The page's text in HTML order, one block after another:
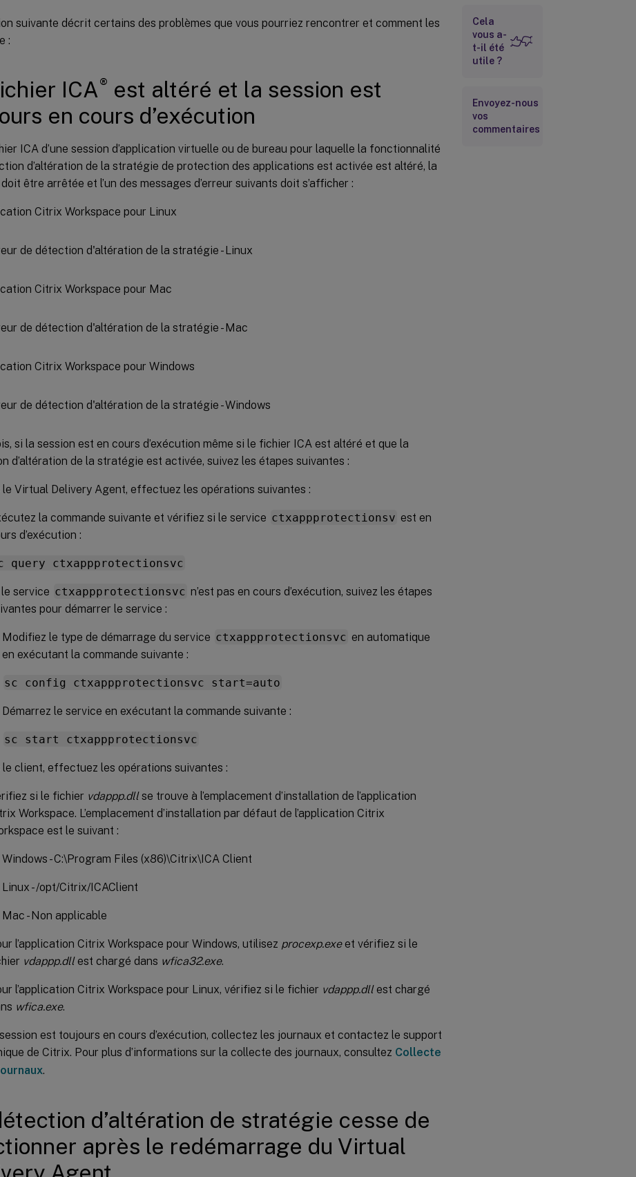
suivante décrit certains des problèmes que vous pourriez rencontrer et comment les
:
ICA® est altéré et la session est
en cours d’exécution
ICA d’une session d’application virtuelle ou de bureau pour laquelle la fonctionnalité
d’altération de la stratégie de protection des applications est activée est altéré, la
être arrêtée et l’un des messages d’erreur suivants doit s’afficher :
Citrix Workspace pour Linux
Citrix Workspace pour Mac
Citrix Workspace pour Windows
si la session est en cours d’exécution même si le fichier ICA est altéré et que la
d’altération de la stratégie est activée, suivez les étapes suivantes :
le Virtual Delivery Agent, effectuez les opérations suivantes :
la commande suivante et vérifiez si le service ctxappprotectionsv est en
d’exécution :
query ctxappprotectionsvc
service ctxappprotectionsvc n’est pas en cours d’exécution, suivez les étapes
pour démarrer le service :
Modifiez le type de démarrage du service ctxappprotectionsvc en automatique
en exécutant la commande suivante :
sc config ctxappprotectionsvc start=auto
Démarrez le service en exécutant la commande suivante :
sc start ctxappprotectionsvc
le client, effectuez les opérations suivantes :
si le fichier vdappp.dllse trouve à l’emplacement d’installation de l’application
Workspace. L’emplacement d’installation par défaut de l’application Citrix
est le suivant :
Windows - C:\Program Files (x86)\Citrix\ICA Client
Linux - /opt/Citrix/ICAClient
Mac - Non applicable
l’application Citrix Workspace pour Windows, utilisez procexp.exeet vérifiez si le
vdappp.dllest chargé dans wfica32.exe.
l’application Citrix Workspace pour Linux, vérifiez si le fichier vdappp.dllest chargé
wfica.exe.
est toujours en cours d’exécution, collectez les journaux et contactez le support
de Citrix. Pour plus d’informations sur la collecte des journaux, consultez Collecte
.
d’altération de stratégie cesse de
après le redémarrage du Virtual
de stratégie
cesse de
fonctionner
après le
redémarrage
Agent
Cela
vous a-
t-il été
utile ?
Envoyez-nous
vos
commentaires